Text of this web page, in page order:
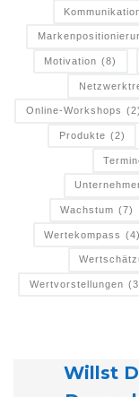
Motivation (8)
Online-Workshops (2)
Produkte (2)
Wachstum (7)
Wertekompass (4)
Wertvorstellungen
Willst